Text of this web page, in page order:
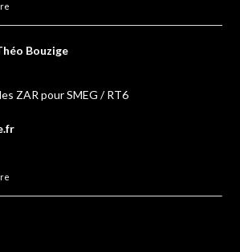
Bouzige
ZAR pour SMEG / RT6